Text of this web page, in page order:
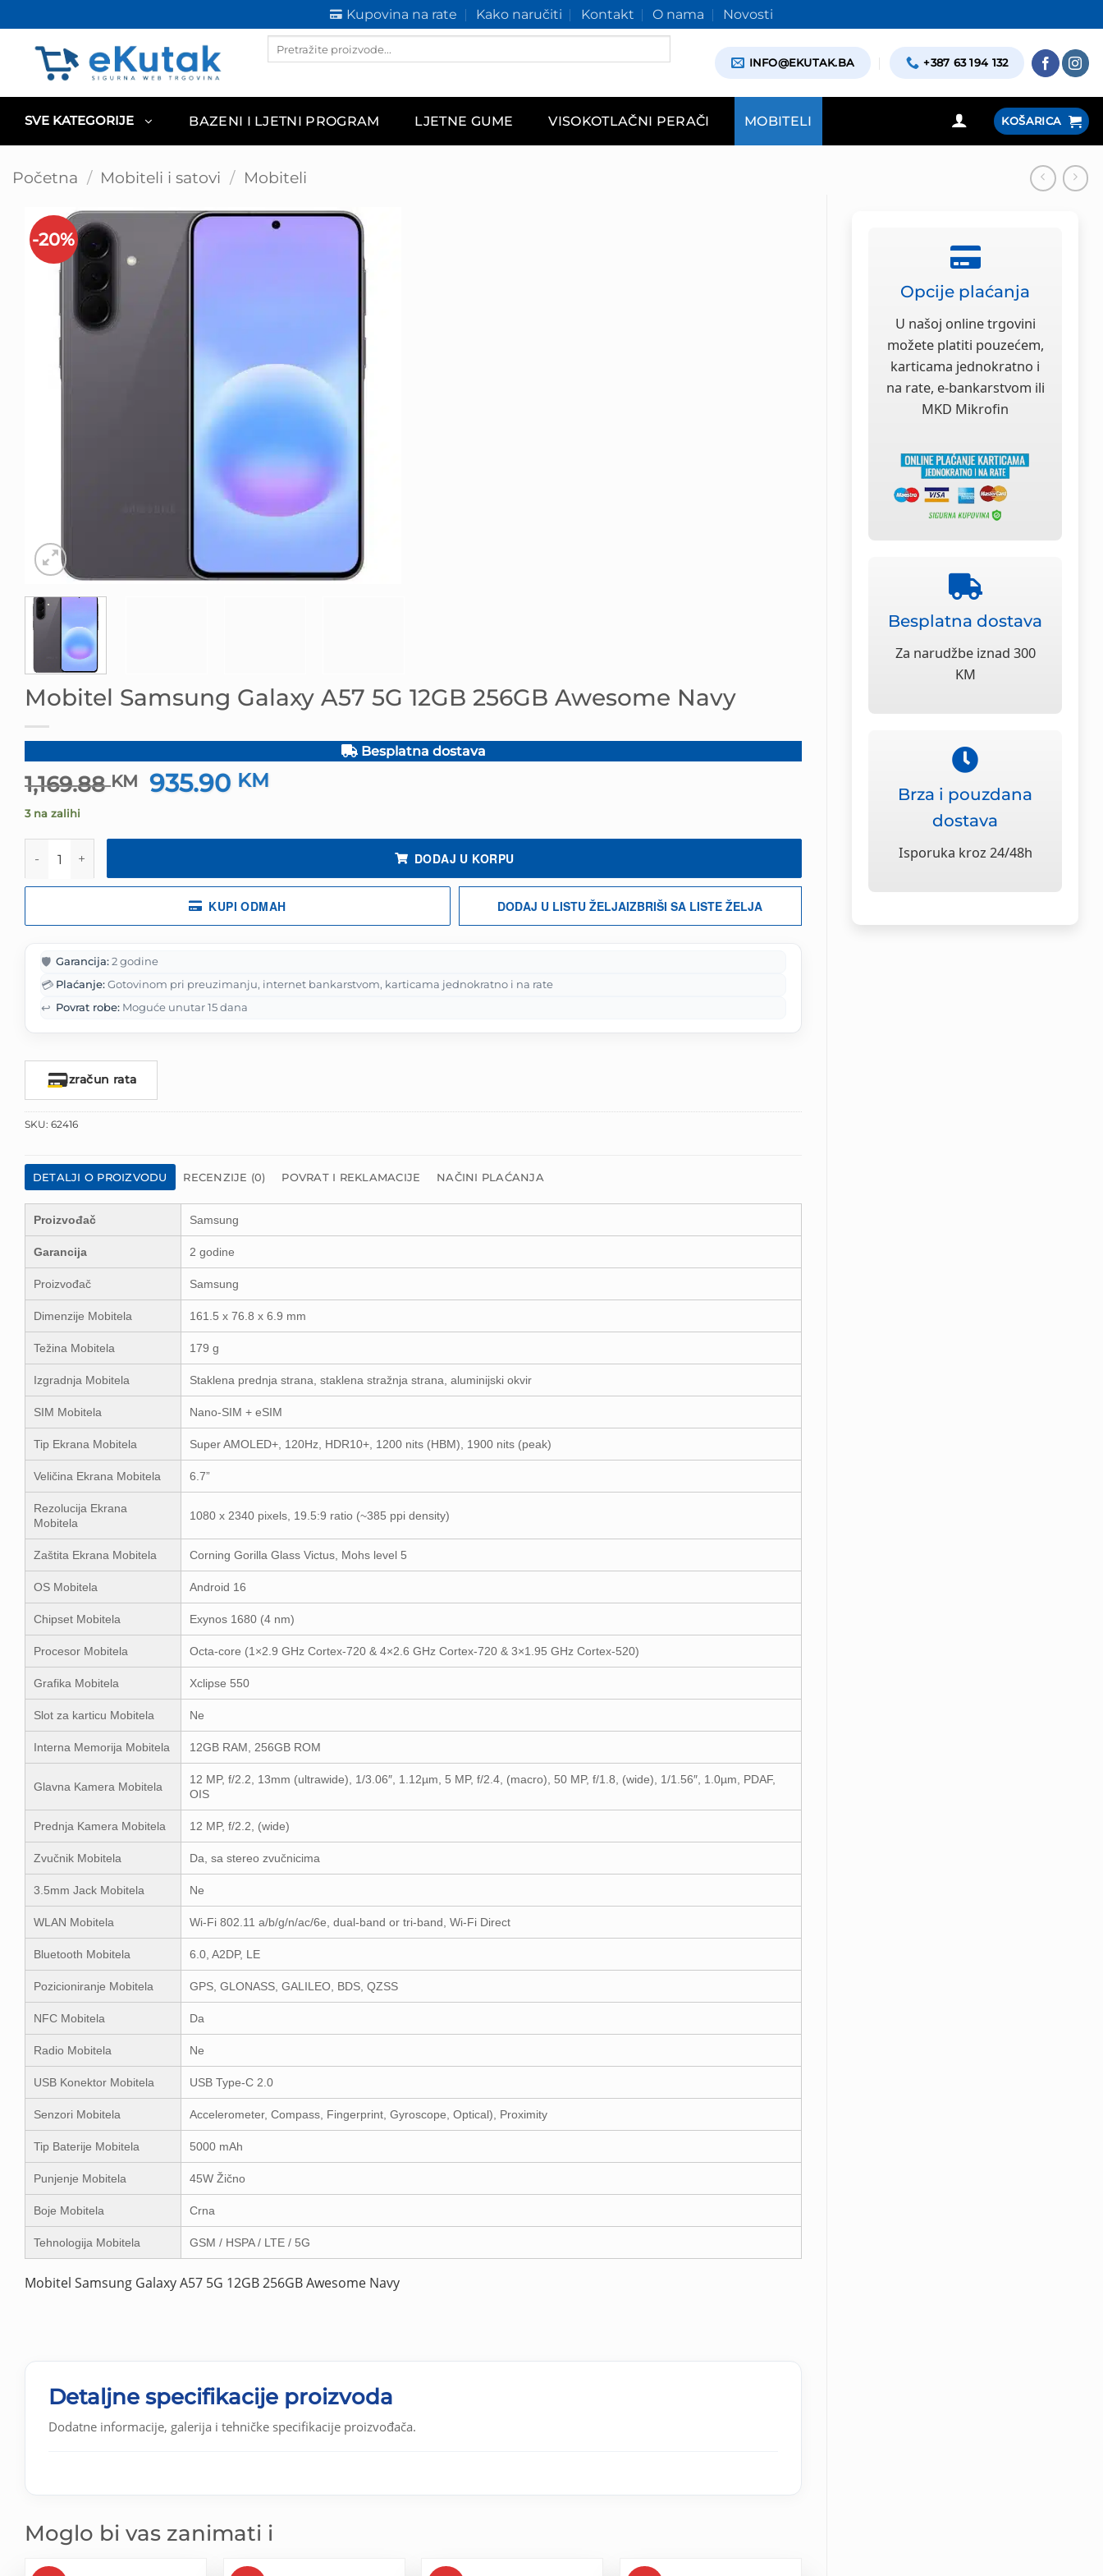
to
content
Kupovina na rate Kako naručiti Kontakt O nama Novosti
Products
INFO@EKUTAK.BA +387 63 194 132
SVE KATEGORIJE BAZENI I LJETNI PROGRAM LJETNE GUME VISOKOTLAČNI PERAČI MOBITELI KOŠARICA
Početna / Mobiteli i satovi / Mobiteli
Opcije plaćanja
U našoj online trgovini
možete platiti pouzećem,
karticama jednokratno i
na rate, e-bankarstvom ili
MKD Mikrofin
Besplatna dostava
Za narudžbe iznad 300
KM
Brza i pouzdana
dostava
Isporuka kroz 24/48h
-20%
Mobitel Samsung Galaxy A57 5G 12GB 256GB Awesome Navy
Besplatna dostava
1,169.88KM
Izvorna
cijena
je:
935.90 KM
935.90 KM.
3 na zalihi
DODAJ U KORPU
KUPI ODMAH DODAJ U LISTU ŽELJAIZBRIŠI SA LISTE ŽELJA
🛡️ Garancija:2 godine
💳 Plaćanje:Gotovinom pri preuzimanju, internet bankarstvom, karticama jednokratno i na rate
↩️ Povrat robe: Moguće unutar 15 dana
Izračun rata
SKU: 62416
DETALJI O PROIZVODU RECENZIJE (0) POVRAT I REKLAMACIJE NAČINI PLAĆANJA
Proizvođač Samsung
Garancija 2 godine
Proizvođač Samsung
Dimenzije Mobitela 161.5 x 76.8 x 6.9 mm
Težina Mobitela 179 g
Izgradnja Mobitela Staklena prednja strana, staklena stražnja strana, aluminijski okvir
SIM Mobitela Nano-SIM + eSIM
Tip Ekrana Mobitela Super AMOLED+, 120Hz, HDR10+, 1200 nits (HBM), 1900 nits (peak)
Veličina Ekrana Mobitela 6.7”
Rezolucija Ekrana
Mobitela
1080 x 2340 pixels, 19.5:9 ratio (~385 ppi density)
Zaštita Ekrana Mobitela Corning Gorilla Glass Victus, Mohs level 5
OS Mobitela Android 16
Chipset Mobitela Exynos 1680 (4 nm)
Procesor Mobitela Octa-core (1×2.9 GHz Cortex-720 & 4×2.6 GHz Cortex-720 & 3×1.95 GHz Cortex-520)
Grafika Mobitela Xclipse 550
Slot za karticu Mobitela Ne
Interna Memorija Mobitela 12GB RAM, 256GB ROM
Glavna Kamera Mobitela
12 MP, f/2.2, 13mm (ultrawide), 1/3.06″, 1.12µm, 5 MP, f/2.4, (macro), 50 MP, f/1.8, (wide), 1/1.56″, 1.0µm, PDAF,
OIS
Prednja Kamera Mobitela 12 MP, f/2.2, (wide)
Zvučnik Mobitela Da, sa stereo zvučnicima
3.5mm Jack Mobitela Ne
WLAN Mobitela Wi-Fi 802.11 a/b/g/n/ac/6e, dual-band or tri-band, Wi-Fi Direct
Bluetooth Mobitela 6.0, A2DP, LE
Pozicioniranje Mobitela GPS, GLONASS, GALILEO, BDS, QZSS
NFC Mobitela Da
Radio Mobitela Ne
USB Konektor Mobitela USB Type-C 2.0
Senzori Mobitela Accelerometer, Compass, Fingerprint, Gyroscope, Optical), Proximity
Tip Baterije Mobitela 5000 mAh
Punjenje Mobitela 45W Žično
Boje Mobitela Crna
Tehnologija Mobitela GSM / HSPA / LTE / 5G
Mobitel Samsung Galaxy A57 5G 12GB 256GB Awesome Navy
Detaljne specifikacije proizvoda
Dodatne informacije, galerija i tehničke specifikacije proizvođača.
Moglo bi vas zanimati i